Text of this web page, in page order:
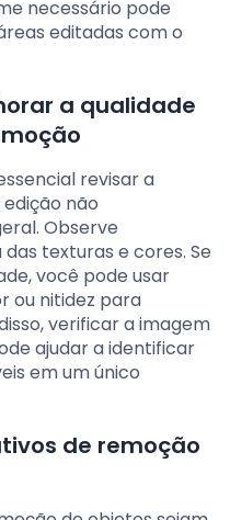
necessário pode
editadas com o
a qualidade
revisar a
não
Observe
texturas e cores. Se
você pode usar
ou nitidez para
verificar a imagem
ajudar a identificar
em um único
de remoção